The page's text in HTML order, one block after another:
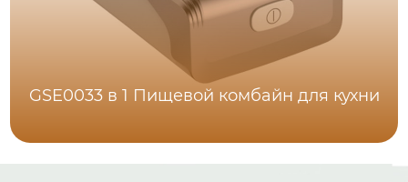
GSE0033 в 1 Пищевой комбайн для кухни